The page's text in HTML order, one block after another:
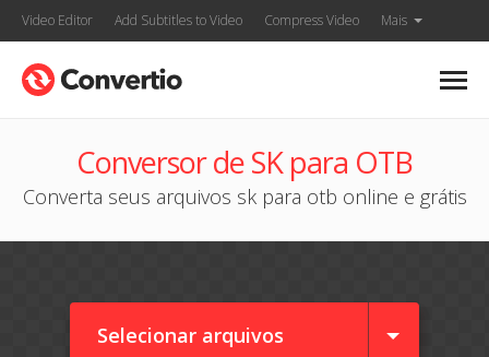
Video Editor Add Subtitles to Video Compress Video Mais
Conversor de SK para OTB
Converta seus arquivos sk para otb online e grátis
Selecionar arquivos